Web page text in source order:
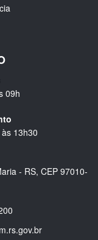
09h
13h30
- RS, CEP 97010-